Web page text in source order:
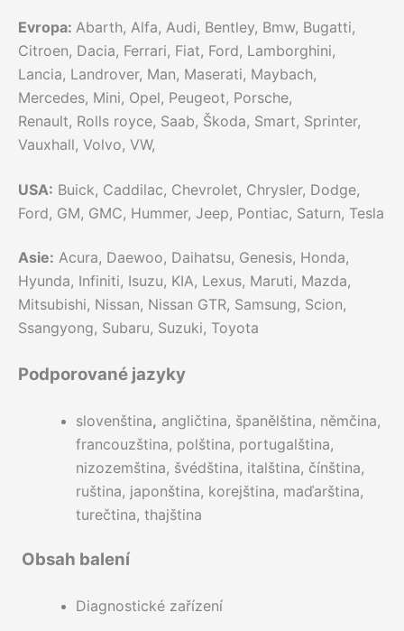
Evropa: Abarth, Alfa, Audi, Bentley, Bmw, Bugatti,
Citroen, Dacia, Ferrari, Fiat, Ford, Lamborghini,
Lancia, Landrover, Man, Maserati, Maybach,
Mercedes, Mini, Opel, Peugeot, Porsche,
Renault, Rolls royce, Saab, Škoda, Smart, Sprinter,
Vauxhall, Volvo, VW,
USA: Buick, Caddilac, Chevrolet, Chrysler, Dodge,
Ford, GM, GMC, Hummer, Jeep, Pontiac, Saturn, Tesla
Asie: Acura, Daewoo, Daihatsu, Genesis, Honda,
Hyunda, Infiniti, Isuzu, KIA, Lexus, Maruti, Mazda,
Mitsubishi, Nissan, Nissan GTR, Samsung, Scion,
Ssangyong, Subaru, Suzuki, Toyota
Podporované jazyky
slovenština, angličtina, španělština, němčina,
francouzština, polština, portugalština,
nizozemština, švédština, italština, čínština,
ruština, japonština, korejština, maďarština,
turečtina, thajština
Obsah balení
Diagnostické zařízení